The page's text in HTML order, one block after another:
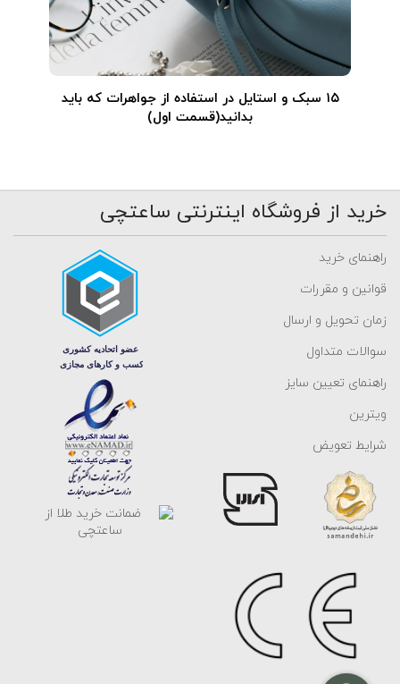
۱۵ سبک و استایل در استفاده از جواهرات که باید
بدانید(قسمت اول)
خرید از فروشگاه اینترنتی ساعتچی
راهنمای خرید
قوانین و مقررات
زمان تحویل و ارسال
سوالات متداول
راهنمای تعیین سایز
ویترین
شرایط تعویض